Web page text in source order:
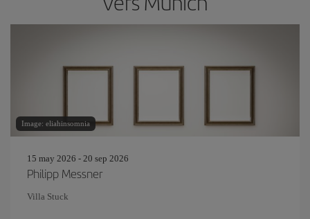
Image: eliahinsomnia
15 may 2026 - 20 sep 2026
Philipp Messner
Villa Stuck